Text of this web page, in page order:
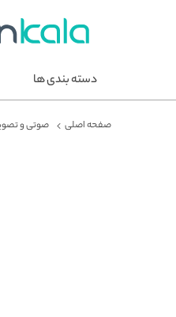
دسته بندی ها
صفحه اصلی صوتی و